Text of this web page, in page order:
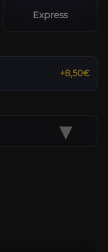
Express
+8,50€
▾